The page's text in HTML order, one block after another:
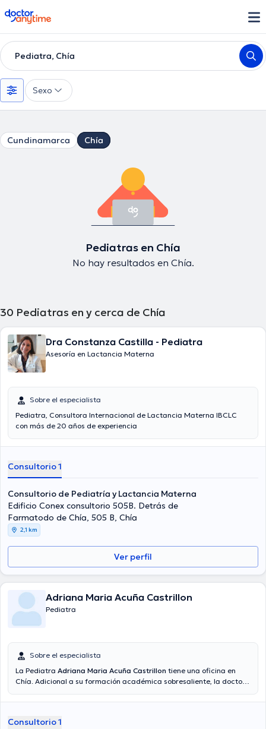
doctoranytime
Pediatra, Chía
Sexo
Cundinamarca Chía
Pediatras en Chía
No hay resultados en Chía.
30 Pediatras en y cerca de Chía
Dra Constanza Castilla - Pediatra
Asesoría en Lactancia Materna
Sobre el especialista
Pediatra, Consultora Internacional de Lactancia Materna IBCLC
con más de 20 años de experiencia
Consultorio 1
Consultorio de Pediatría y Lactancia Materna
Edificio Conex consultorio 505B. Detrás de
Farmatodo de Chía, 505 B, Chía
2,1 km
Ver perfil
Adriana Maria Acuña Castrillon
Pediatra
Sobre el especialista
La Pediatra Adriana Maria Acuña Castrillon tiene una oficina en
Chía. Adicional a su formación académica sobresaliente, la doctora
salud posee años de experiencia laboral en su campo de estudio.
asociaciones médicas. Adriana Maria Acuña Castrillon ha
Consultorio 1